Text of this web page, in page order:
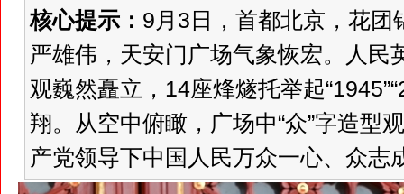
核心提示： 9月3日，首都北京，花团
严雄伟，天安门广场气象恢宏。人民
观巍然矗立，14座烽燧托举起
翔。从空中俯瞰，广场中“众”字造型
产党领导下中国人民万众一心、众志